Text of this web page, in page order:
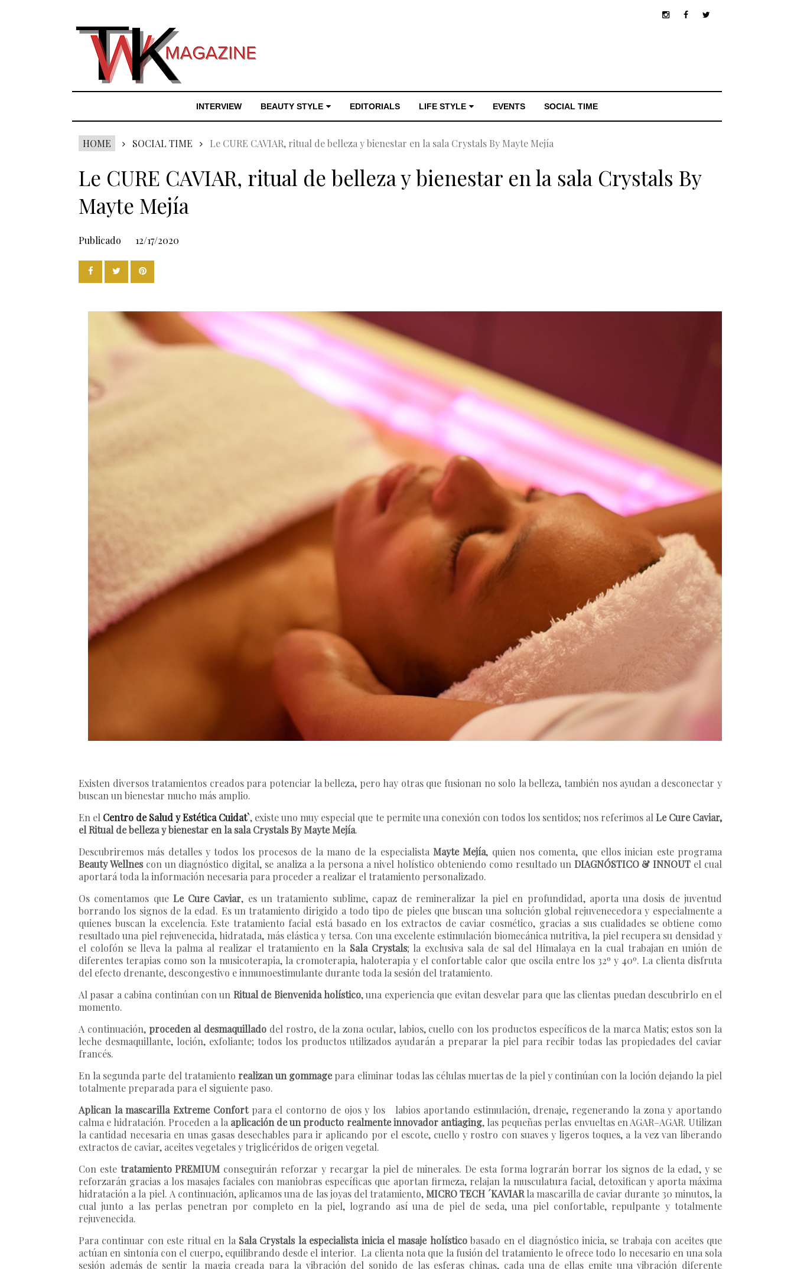
INTERVIEW BEAUTY STYLE EDITORIALS LIFE STYLE EVENTS SOCIAL TIME
HOME SOCIAL TIME Le CURE CAVIAR, ritual de belleza y bienestar en la sala Crystals By Mayte Mejía
Le CURE CAVIAR, ritual de belleza y bienestar en la sala Crystals By
Mayte Mejía
Publicado 12/17/2020
Existen diversos tratamientos creados para potenciar la belleza, pero hay otras que fusionan no solo la belleza, también nos ayudan a desconectar y
buscan un bienestar mucho más amplio.
En el Centro de Salud y Estética Cuidat`, existe uno muy especial que te permite una conexión con todos los sentidos; nos referimos al Le Cure Caviar,
el Ritual de belleza y bienestar en la sala Crystals By Mayte Mejía.
Descubriremos más detalles y todos los procesos de la mano de la especialistaMayte Mejía, quien nos comenta, que ellos inician este programa
Beauty Wellnescon un diagnóstico digital, se analiza a la persona a nivel holístico obteniendo como resultado un DIAGNÓSTICO & INNOUT el cual
aportará toda la información necesaria para proceder a realizar el tratamiento personalizado.
Os comentamos que Le Cure Caviar, es un tratamiento sublime, capaz de remineralizar la piel en profundidad, aporta una dosis de juventud
borrando los signos de la edad. Es un tratamiento dirigido a todo tipo de pieles que buscan una solución global rejuvenecedora y especialmente a
quienes buscan la excelencia. Este tratamiento facial está basado en los extractos de caviar cosmético, gracias a sus cualidades se obtiene como
resultado una piel rejuvenecida, hidratada, más elástica y tersa. Con una excelente estimulación biomecánica nutritiva, la piel recupera su densidad y
el colofón se lleva la palma al realizar el tratamiento en la Sala Crystals; la exclusiva sala de sal del Himalaya en la cual trabajan en unión de
diferentes terapias como son la musicoterapia, la cromoterapia, haloterapia y el confortable calor que oscila entre los 32º y 40º. La clienta disfruta
del efecto drenante, descongestivo e inmunoestimulante durante toda la sesión del tratamiento.
Al pasar a cabina continúan con un Ritual de Bienvenida holístico, una experiencia que evitan desvelar para que las clientas puedan descubrirlo en el
momento.
A continuación, proceden al desmaquillado del rostro, de la zona ocular, labios, cuello con los productos específicos de la marca Matis; estos son la
leche desmaquillante, loción, exfoliante; todos los productos utilizados ayudarán a preparar la piel para recibir todas las propiedades del caviar
francés.
En la segunda parte del tratamiento realizan un gommagepara eliminar todas las células muertas de la piel y continúan con la loción dejando la piel
totalmente preparada para el siguiente paso.
Aplican la mascarilla Extreme Confortpara el contorno de ojos y los labios aportando estimulación, drenaje, regenerando la zona y aportando
calma e hidratación. Proceden a la aplicación de un producto realmente innovador antiaging, las pequeñas perlas envueltas en AGAR–AGAR. Utilizan
la cantidad necesaria en unas gasas desechables para ir aplicando por el escote, cuello y rostro con suaves y ligeros toques, a la vez van liberando
extractos de caviar, aceites vegetales y triglicéridos de origen vegetal.
Con este tratamiento PREMIUM conseguirán reforzar y recargar la piel de minerales. De esta forma lograrán borrar los signos de la edad, y se
reforzarán gracias a los masajes faciales con maniobras específicas que aportan firmeza, relajan la musculatura facial, detoxifican y aporta máxima
hidratación a la piel. A continuación, aplicamos una de las joyas del tratamiento,MICRO TECH ´KAVIARla mascarilla de caviar durante 30 minutos, la
cual junto a las perlas penetran por completo en la piel, logrando así una de piel de seda, una piel confortable, repulpante y totalmente
rejuvenecida.
Para continuar con este ritual en la Sala Crystals la especialista inicia el masaje holísticobasado en el diagnóstico inicia, se trabaja con aceites que
actúan en sintonía con el cuerpo, equilibrando desde el interior. La clienta nota que la fusión del tratamiento le ofrece todo lo necesario en una sola
sesión además de sentir la magia creada para la vibración del sonido de las esferas chinas, cada una de ellas emite una vibración diferente